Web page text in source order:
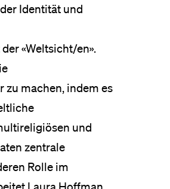
Identität und
«Weltsicht/en».
zu machen, indem es
und
zentrale
Rolle im